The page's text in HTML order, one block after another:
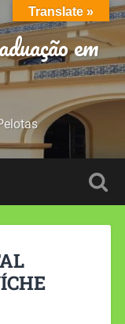
em
Translate »